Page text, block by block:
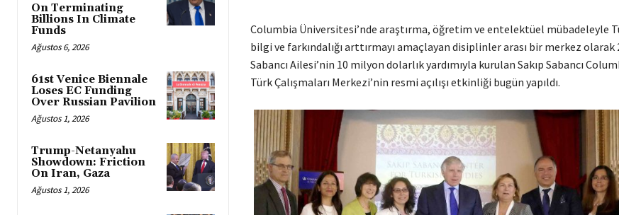
On Terminating
Billions In Climate
Funds
Ağustos 6, 2026
61st Venice Biennale
Loses EC Funding
Over Russian Pavilion
Ağustos 1, 2026
Trump-Netanyahu
Showdown: Friction
On Iran, Gaza
Ağustos 1, 2026
Columbia Üniversitesi’nde araştırma, öğretim ve entelektüel mübadeleyle
bilgi ve farkındalığı arttırmayı amaçlayan disiplinler arası bir merkez olarak
Sabancı Ailesi’nin 10 milyon dolarlık yardımıyla kurulan Sakıp Sabancı
Türk Çalışmaları Merkezi’nin resmi açılışı etkinliği bugün yapıldı.